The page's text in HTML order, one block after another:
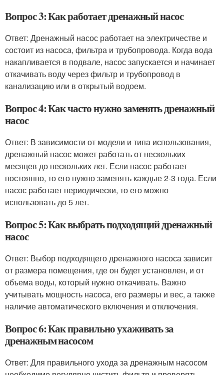
Вопрос 3: Как работает дренажный насос
Ответ: Дренажный насос работает на электричестве и
состоит из насоса, фильтра и трубопровода. Когда вода
накапливается в подвале, насос запускается и начинает
откачивать воду через фильтр и трубопровод в
канализацию или в открытый водоем.
Вопрос 4: Как часто нужно заменять дренажный
насос
Ответ: В зависимости от модели и типа использования,
дренажный насос может работать от нескольких
месяцев до нескольких лет. Если насос работает
постоянно, то его нужно заменять каждые 2-3 года. Если
насос работает периодически, то его можно
использовать до 5 лет.
Вопрос 5: Как выбрать подходящий дренажный
насос
Ответ: Выбор подходящего дренажного насоса зависит
от размера помещения, где он будет установлен, и от
объема воды, который нужно откачивать. Важно
учитывать мощность насоса, его размеры и вес, а также
наличие автоматического включения и отключения.
Вопрос 6: Как правильно ухаживать за
дренажным насосом
Ответ: Для правильного ухода за дренажным насосом